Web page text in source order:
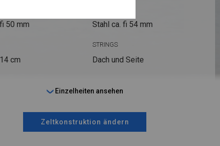
fi 50 mm Stahl ca. fi 54 mm
cm
STRINGS
Dach und Seite
Einzelheiten ansehen
Zeltkonstruktion ändern